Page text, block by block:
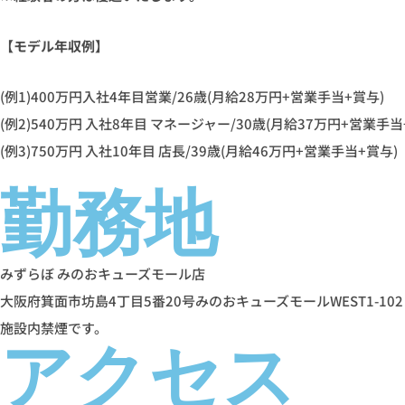
【モデル年収例】
(例1)400万円入社4年目営業/26歳(月給28万円+営業手当+賞与)
(例2)540万円 入社8年目 マネージャー/30歳(月給37万円+営業手
(例3)750万円 入社10年目 店長/39歳(月給46万円+営業手当+賞与)
勤務地
みずらぼ みのおキューズモール店
大阪府箕面市坊島4丁目5番20号みのおキューズモールWEST1-102
施設内禁煙です。
アクセス